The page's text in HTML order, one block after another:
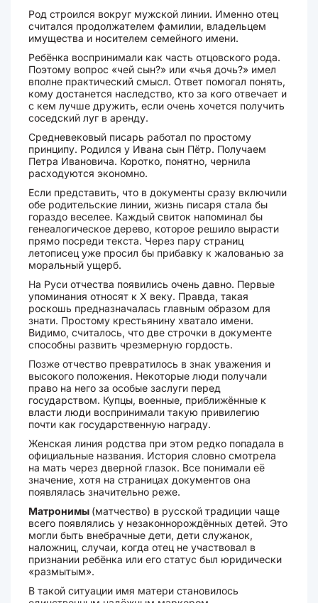
Род строился вокруг мужской линии. Именно отец
считался продолжателем фамилии, владельцем
имущества и носителем семейного имени.
Ребёнка воспринимали как часть отцовского рода.
Поэтому вопрос «чей сын?» или «чья дочь?» имел
вполне практический смысл. Ответ помогал понять,
кому достанется наследство, кто за кого отвечает и
с кем лучше дружить, если очень хочется получить
соседский луг в аренду.
Средневековый писарь работал по простому
принципу. Родился у Ивана сын Пётр. Получаем
Петра Ивановича. Коротко, понятно, чернила
расходуются экономно.
Если представить, что в документы сразу включили
обе родительские линии, жизнь писаря стала бы
гораздо веселее. Каждый свиток напоминал бы
генеалогическое дерево, которое решило вырасти
прямо посреди текста. Через пару страниц
летописец уже просил бы прибавку к жалованью за
моральный ущерб.
На Руси отчества появились очень давно. Первые
упоминания относят к X веку. Правда, такая
роскошь предназначалась главным образом для
знати. Простому крестьянину хватало имени.
Видимо, считалось, что две строчки в документе
способны развить чрезмерную гордость.
Позже отчество превратилось в знак уважения и
высокого положения. Некоторые люди получали
право на него за особые заслуги перед
государством. Купцы, военные, приближённые к
власти люди воспринимали такую привилегию
почти как государственную награду.
Женская линия родства при этом редко попадала в
официальные названия. История словно смотрела
на мать через дверной глазок. Все понимали её
значение, хотя на страницах документов она
появлялась значительно реже.
Матронимы (матчество) в русской традиции чаще
всего появлялись у незаконнорождённых детей. Это
могли быть внебрачные дети, дети служанок,
наложниц, случаи, когда отец не участвовал в
признании ребёнка или его статус был юридически
«размытым».
В такой ситуации имя матери становилось